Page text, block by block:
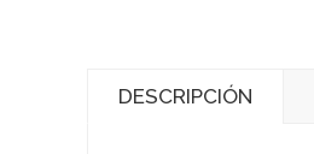
DESCRIPCIÓN